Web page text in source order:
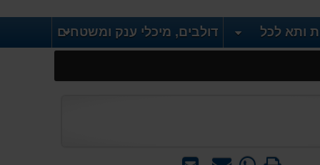
ותא לכל דולבים, מיכלי ענק ומשטחים